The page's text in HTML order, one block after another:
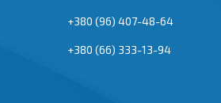
+380 (96) 407-48-64
+380 (66) 333-13-94